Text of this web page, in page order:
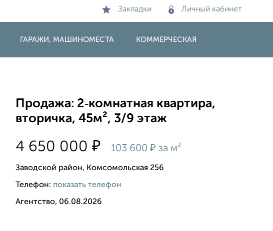
Закладки Личный кабинет
ГАРАЖИ, МАШИНОМЕСТА КОММЕРЧЕСКАЯ
Продажа: 2‑комнатная квартира,
вторичка, 45м², 3/9 этаж
4 650 000₽ 103 600₽ за м²
Заводской район, Комсомольская 256
Телефон: показать телефон
Агентство, 06.08.2026